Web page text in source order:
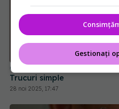
Cum îți aranjezi părul ca
Trucuri simple
28 noi 2025, 17:47 Gestionați